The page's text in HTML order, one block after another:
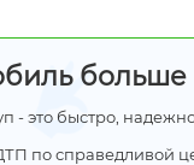
больше
- это быстро,
по справедливой